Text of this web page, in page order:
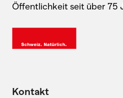
Öffentlichkeit seit über 75
Kontakt